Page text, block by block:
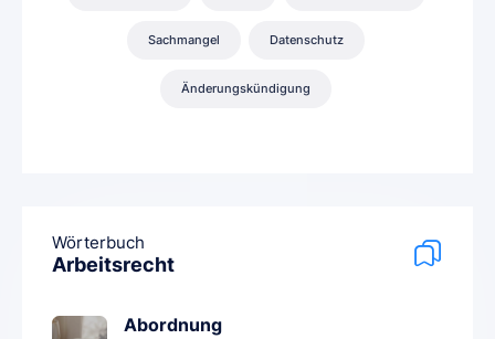
Sachmangel Datenschutz
Änderungskündigung
Wörterbuch
Arbeitsrecht
Abordnung